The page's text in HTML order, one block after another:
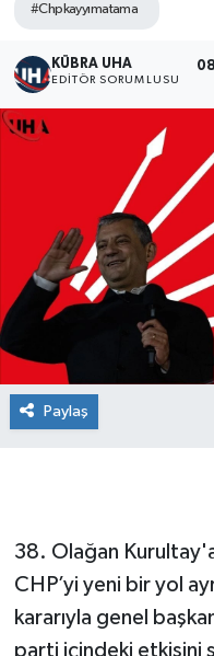
#Chpkayyımatama
KÜBRA UHA
EDİTÖR SORUMLUSU
Paylaş
38. Olağan
CHP’yi yeni bir yol
kararıyla genel
parti içindeki etkisini
Spor
Yaşam
Tüm Manşetler
Son Dakika
Haber Arşivi